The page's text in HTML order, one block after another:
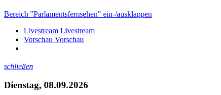
Bereich "Parlamentsfernsehen" ein-/ausklappen
Livestream Livestream
Vorschau Vorschau
schließen
Dienstag, 08.09.2026